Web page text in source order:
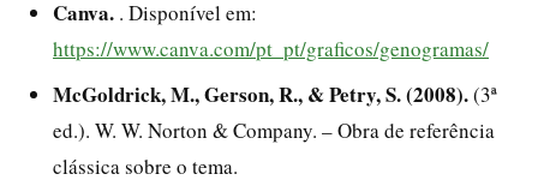
Canva. . Disponível em:
https://www.canva.com/pt_pt/graficos/genogramas/
McGoldrick, M., Gerson, R., & Petry, S. (2008).(3ª
ed.). W. W. Norton & Company. – Obra de referência
clássica sobre o tema.